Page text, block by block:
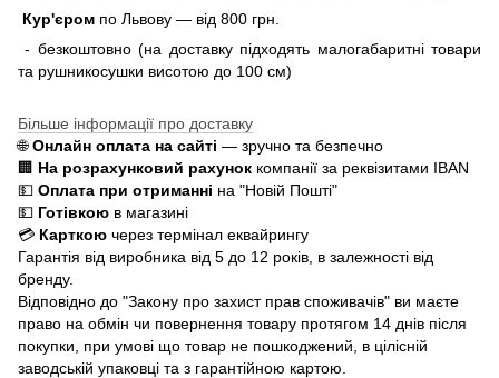
Кур'єром по Львову — від 800 грн.
- безкоштовно (на доставку підходять малогабаритні товари
та рушникосушки висотою до 100 см)
Більше інформації про доставку
🌐Онлайн оплата на сайті — зручно та безпечно
🏢 На розрахунковий рахунок компанії за реквізитами IBAN
💵 Оплата при отриманні на "Новій Пошті"
💵 Готівкою в магазині
💳 Карткою через термінал еквайрингу
Гарантія від виробника від 5 до 12 років, в залежності від
бренду.
Відповідно до "Закону про захист прав споживачів" ви маєте
право на обмін чи повернення товару протягом 14 днів після
покупки, при умові що товар не пошкоджений, в цілісній
заводській упаковці та з гарантійною картою.